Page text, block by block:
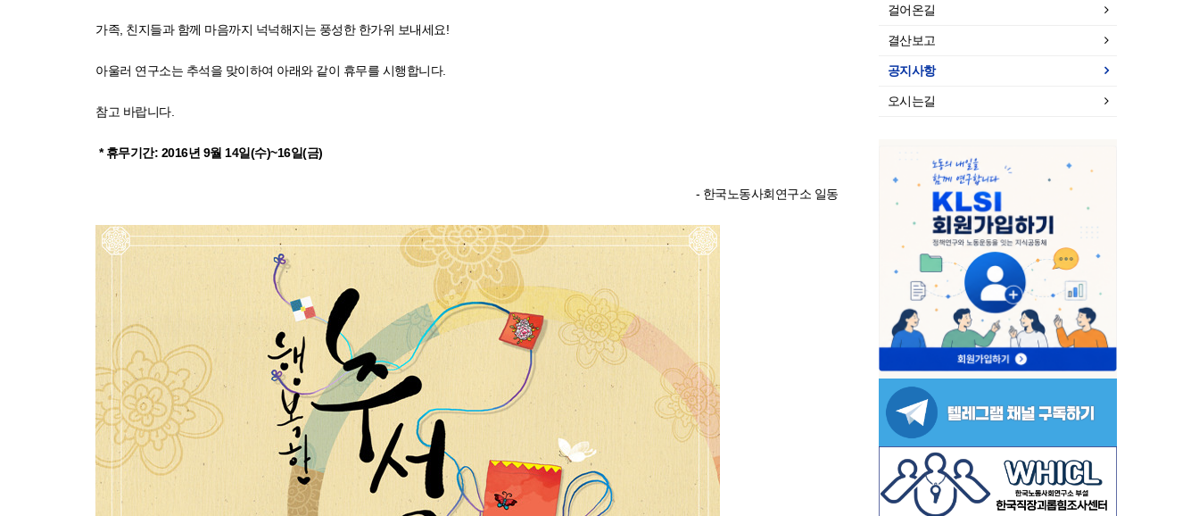
가족, 친지들과 함께 마음까지 넉넉해지는 풍성한 한가위 보내세요!
아울러 연구소는 추석을 맞이하여 아래와 같이 휴무를 시행합니다.
참고 바랍니다.
* 휴무기간: 2016년 9월 14일(수)~16일(금)
- 한국노동사회연구소 일동
걸어온길
결산보고
공지사항
오시는길